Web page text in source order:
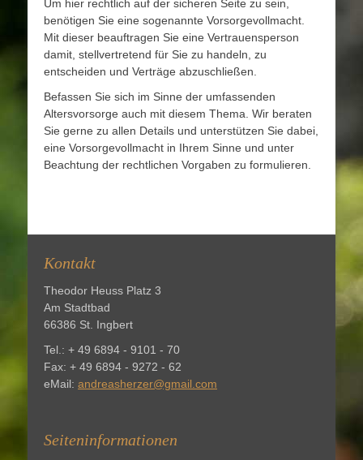
Um hier rechtlich auf der sicheren Seite zu sein,
benötigen Sie eine sogenannte Vorsorgevollmacht.
Mit dieser beauftragen Sie eine Vertrauensperson
damit, stellvertretend für Sie zu handeln, zu
entscheiden und Verträge abzuschließen.
Befassen Sie sich im Sinne der umfassenden
Altersvorsorge auch mit diesem Thema. Wir beraten
Sie gerne zu allen Details und unterstützen Sie dabei,
eine Vorsorgevollmacht in Ihrem Sinne und unter
Beachtung der rechtlichen Vorgaben zu formulieren.
Kontakt
Theodor Heuss Platz 3
Am Stadtbad
66386 St. Ingbert
Tel.: + 49 6894 - 9101 - 70
Fax: + 49 6894 - 9272 - 62
eMail: andreasherzer@gmail.com
Seiteninformationen